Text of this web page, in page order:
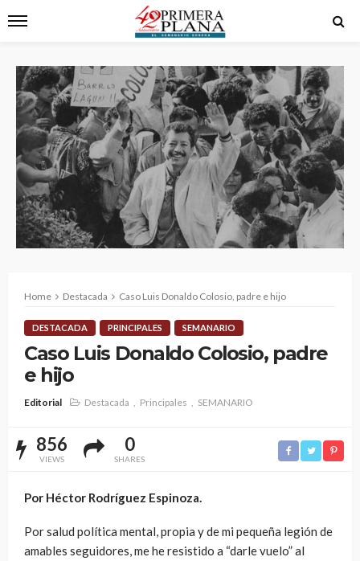
Home Destacada Caso Luis Donaldo Colosio, padre e hijo
DESTACADA PRINCIPALES SEMANARIO
Caso Luis Donaldo Colosio, padre
e hijo
Editorial Destacada Principales SEMANARIO
856
VIEWS
0
SHARES
Por Héctor Rodríguez Espinoza.
Por salud política mental, propia y de mi pequeña legión de
amables seguidores, me he resistido a “darle vuelo” al